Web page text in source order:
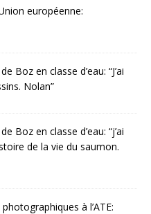
européenne:
Boz en classe d’eau: “J’ai
Nolan”
Boz en classe d’eau: “j’ai
de la vie du saumon.
photographiques à l’ATE: